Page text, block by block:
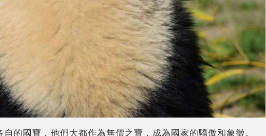
的國寶，他們大都作為無價之寶，成為國家的驕傲和象徵。